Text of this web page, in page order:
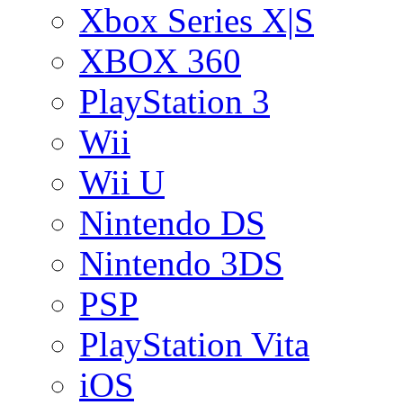
Xbox Series X|S
XBOX 360
PlayStation 3
Wii
Wii U
Nintendo DS
Nintendo 3DS
PSP
PlayStation Vita
iOS